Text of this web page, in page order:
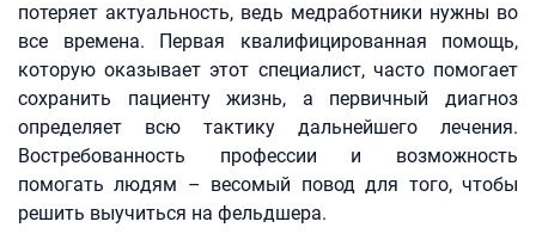
потеряет актуальность, ведь медработники нужны во
все времена. Первая квалифицированная помощь,
которую оказывает этот специалист, часто помогает
сохранить пациенту жизнь, а первичный диагноз
определяет всю тактику дальнейшего лечения.
Востребованность профессии и возможность
помогать людям – весомый повод для того, чтобы
решить выучиться на фельдшера.